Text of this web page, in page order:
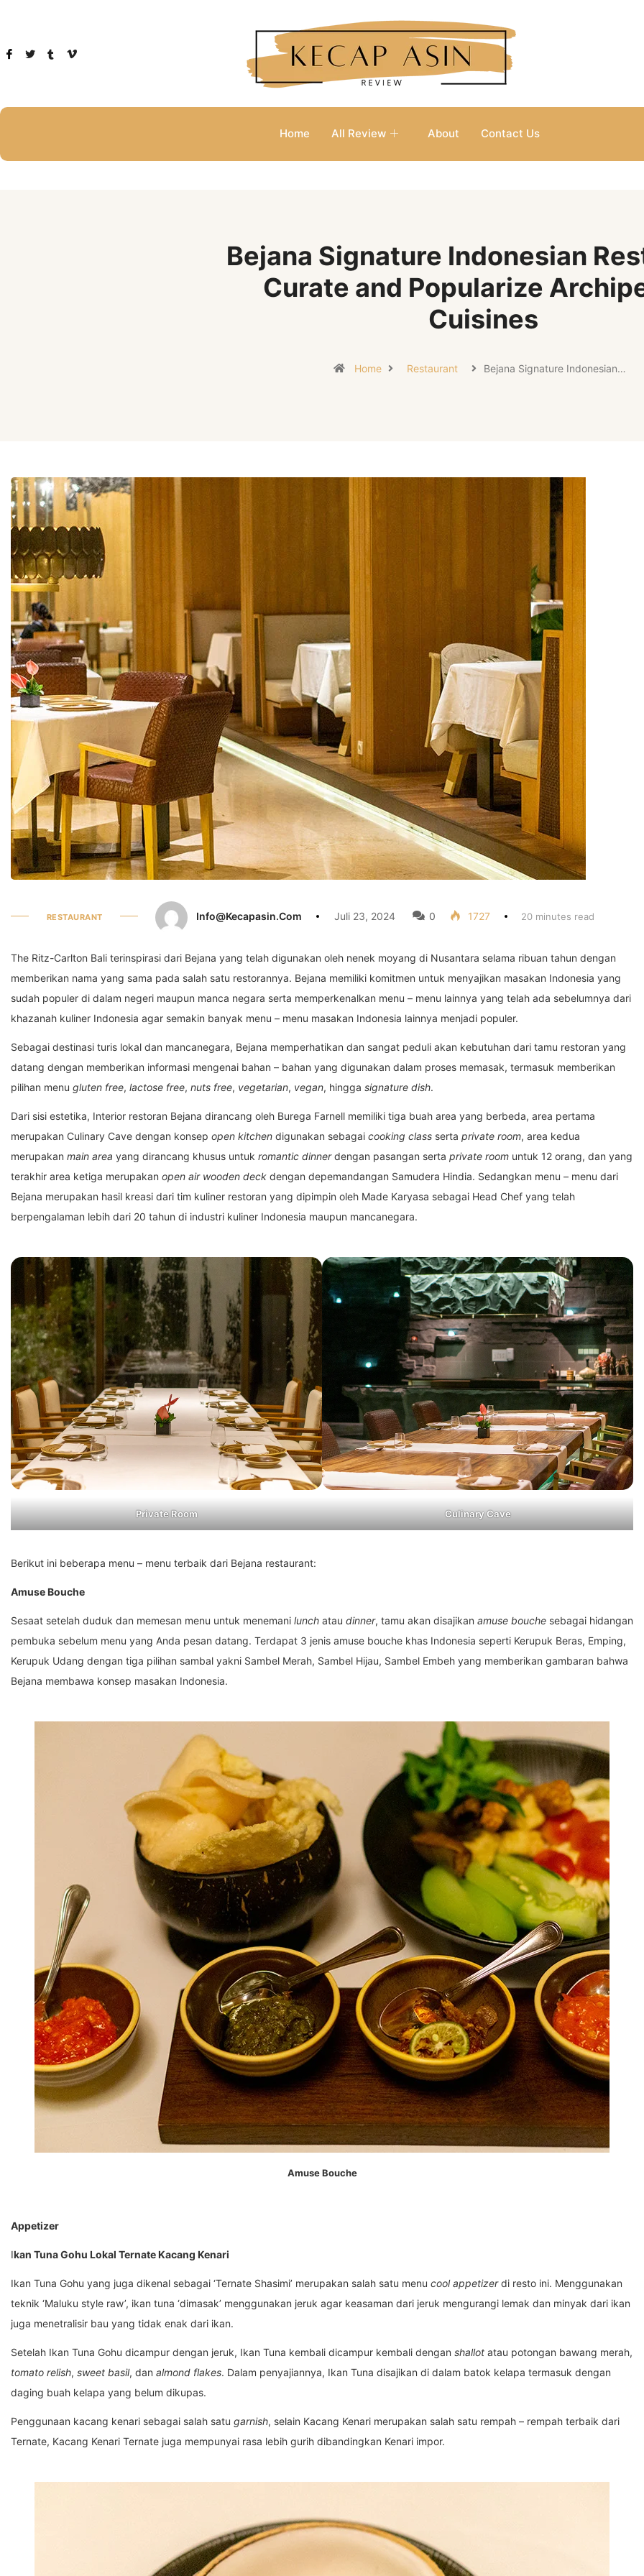
Home All Review About Contact Us
Bejana Signature Indonesian
Curate and Popularize
Cuisines
Home Restaurant Bejana Signature Indonesian…
RESTAURANT Info@kecapasin.com Juli 23, 2024 0 1727 20 minutes read
The Ritz-Carlton Bali terinspirasi dari Bejana yang telah digunakan oleh nenek moyang di Nusantara selama ribuan tahun dengan
memberikan nama yang sama pada salah satu restorannya. Bejana memiliki komitmen untuk menyajikan masakan Indonesia yang
sudah populer di dalam negeri maupun manca negara serta memperkenalkan menu – menu lainnya yang telah ada sebelumnya dari
khazanah kuliner Indonesia agar semakin banyak menu – menu masakan Indonesia lainnya menjadi populer.
Sebagai destinasi turis lokal dan mancanegara, Bejana memperhatikan dan sangat peduli akan kebutuhan dari tamu restoran yang
datang dengan memberikan informasi mengenai bahan – bahan yang digunakan dalam proses memasak, termasuk memberikan
pilihan menu gluten free, lactose free, nuts free, vegetarian, vegan, hingga signature dish.
Dari sisi estetika, Interior restoran Bejana dirancang oleh Burega Farnell memiliki tiga buah area yang berbeda, area pertama
merupakan Culinary Cave dengan konsep open kitchen digunakan sebagai cooking class serta private room, area kedua
merupakan main area yang dirancang khusus untuk romantic dinnerdengan pasangan serta private room untuk 12 orang, dan yang
terakhir area ketiga merupakan open air wooden deck dengan depemandangan Samudera Hindia. Sedangkan menu – menu dari
Bejana merupakan hasil kreasi dari tim kuliner restoran yang dipimpin oleh Made Karyasa sebagai Head Chef yang telah
berpengalaman lebih dari 20 tahun di industri kuliner Indonesia maupun mancanegara.
Private Room Culinary Cave
Berikut ini beberapa menu – menu terbaik dari Bejana restaurant:
Amuse Bouche
Sesaat setelah duduk dan memesan menu untuk menemani lunch atau dinner, tamu akan disajikan amuse bouche sebagai hidangan
pembuka sebelum menu yang Anda pesan datang. Terdapat 3 jenis amuse bouche khas Indonesia seperti Kerupuk Beras, Emping,
Kerupuk Udang dengan tiga pilihan sambal yakni Sambel Merah, Sambel Hijau, Sambel Embeh yang memberikan gambaran bahwa
Bejana membawa konsep masakan Indonesia.
Amuse Bouche
Appetizer
Ikan Tuna Gohu Lokal Ternate Kacang Kenari
Ikan Tuna Gohu yang juga dikenal sebagai ‘Ternate Shasimi’ merupakan salah satu menu cool appetizerdi resto ini. Menggunakan
teknik ‘Maluku style raw’, ikan tuna ‘dimasak’ menggunakan jeruk agar keasaman dari jeruk mengurangi lemak dan minyak dari ikan
juga menetralisir bau yang tidak enak dari ikan.
Setelah Ikan Tuna Gohu dicampur dengan jeruk, Ikan Tuna kembali dicampur kembali dengan shallot atau potongan bawang merah,
tomato relish, sweet basil, dan almond flakes. Dalam penyajiannya, Ikan Tuna disajikan di dalam batok kelapa termasuk dengan
daging buah kelapa yang belum dikupas.
Penggunaan kacang kenari sebagai salah satu garnish, selain Kacang Kenari merupakan salah satu rempah – rempah terbaik dari
Ternate, Kacang Kenari Ternate juga mempunyai rasa lebih gurih dibandingkan Kenari impor.